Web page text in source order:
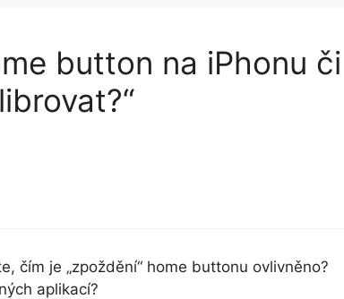
button na iPhonu či
čím je „zpoždění“ home buttonu ovlivněno?
aplikací?